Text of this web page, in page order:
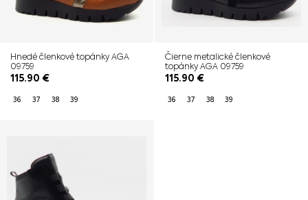
Hnedé členkové topánky AGA
09759
115.90 €
36 37 38 39
Čierne metalické členkové
topánky AGA 09759
115.90 €
36 37 38 39